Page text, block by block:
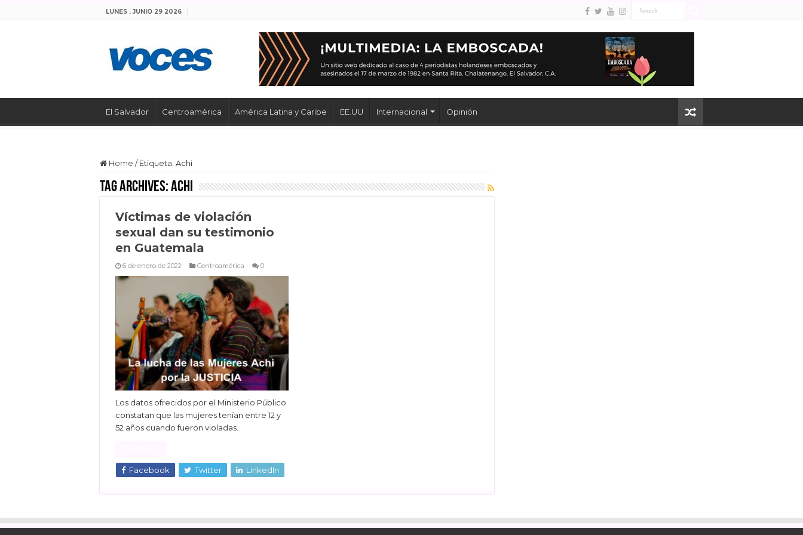
LUNES , JUNIO 29 2026
El Salvador Centroamérica América Latina y Caribe EE.UU Internacional Opinión
Home / Etiqueta: Achi
Tag Archives:Achi
Víctimas de violación
sexual dan su testimonio
en Guatemala
6 de enero de 2022 Centroamérica 0
Los datos ofrecidos por el Ministerio Público
constatan que las mujeres tenían entre 12 y
52 años cuando fueron violadas.
Facebook Twitter LinkedIn